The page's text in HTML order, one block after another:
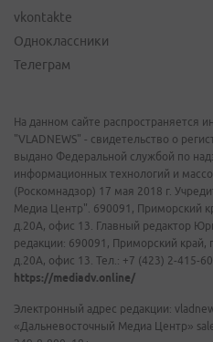
vkontakte
Одноклассники
Телеграм
На данном сайте распространяется
"VLADNEWS" - свидетельство о
выдано Федеральной службой по
информационных технологий и
(Роскомнадзор) 17 мая 2018 г.
Медиа Центр". 690091, Приморский
д.20А, офис 13. Главный редактор
редакции: 690091, Приморский край,
д.20А, офис 13. Тел.: +7 (423) 2-415-
https://mediadv.online/
Электронный адрес редакции:
«Дальневосточный Медиа Центр»